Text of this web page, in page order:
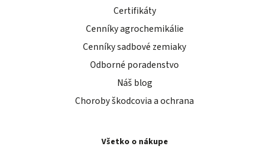
Certifikáty
Cenníky agrochemikálie
Cenníky sadbové zemiaky
Odborné poradenstvo
Náš blog
Choroby škodcovia a ochrana
Všetko o nákupe